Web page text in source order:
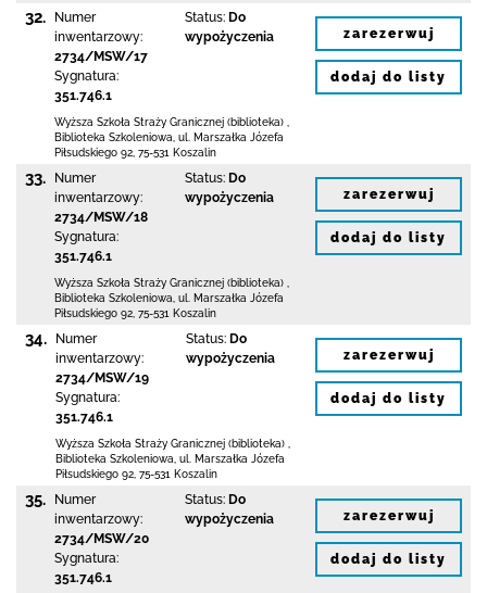
32.
Numer
inwentarzowy:
2734/MSW/17
Sygnatura:
351.746.1
Status: Do
wypożyczenia
Wyższa Szkoła Straży Granicznej (biblioteka)
Biblioteka Szkoleniowa, ul. Marszałka Józefa
Piłsudskiego 92 75-531 Koszalin
zarezerwuj
dodaj do listy
33.
Numer
inwentarzowy:
2734/MSW/18
Sygnatura:
351.746.1
Status: Do
wypożyczenia
Wyższa Szkoła Straży Granicznej (biblioteka)
Biblioteka Szkoleniowa, ul. Marszałka Józefa
Piłsudskiego 92 75-531 Koszalin
zarezerwuj
dodaj do listy
34.
Numer
inwentarzowy:
2734/MSW/19
Sygnatura:
351.746.1
Status: Do
wypożyczenia
Wyższa Szkoła Straży Granicznej (biblioteka)
Biblioteka Szkoleniowa, ul. Marszałka Józefa
Piłsudskiego 92 75-531 Koszalin
zarezerwuj
dodaj do listy
35.
Numer
inwentarzowy:
2734/MSW/20
Sygnatura:
351.746.1
Status: Do
wypożyczenia
zarezerwuj
dodaj do listy